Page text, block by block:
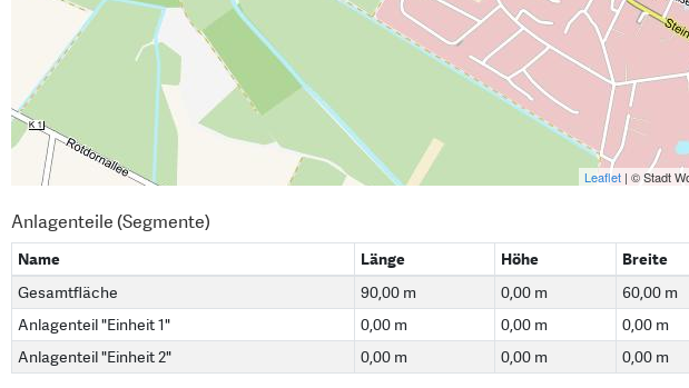
Leaflet | © Stadt
Anlagenteile (Segmente)
Name Länge Höhe Breite
Gesamtfläche
90,00 m 0,00 m 60,00 m
Anlagenteil "Einheit 1"
0,00 m 0,00 m 0,00 m
Anlagenteil "Einheit 2"
0,00 m 0,00 m 0,00 m